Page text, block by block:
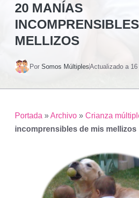
20 MANÍAS
MELLIZOS
Por Somos MúltiplesActualizado a
Portada »Archivo » Crianza
incomprensibles de mis mellizos